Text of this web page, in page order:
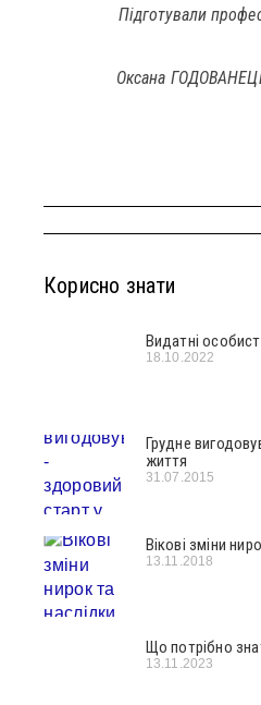
Підготували
Оксана
Корисно знати
Видатні
18.10.2022
Грудне
життя
31.07.2015
Вікові зміни
13.11.2018
Що потрібно
13.11.2023